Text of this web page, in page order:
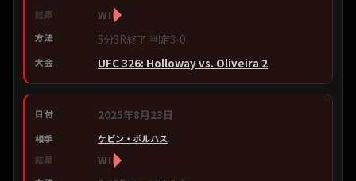
WIN
5分3R終了 判定3-0
UFC 326: Holloway vs. Oliveira 2
2025年8月23日
ケビン・ボルハス
WIN